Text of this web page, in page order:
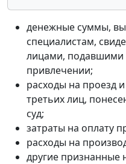
денежные суммы,
специалистам,
лицами, подавшими
привлечении;
расходы на проезд
третьих лиц,
суд;
затраты на оплату
расходы на
другие